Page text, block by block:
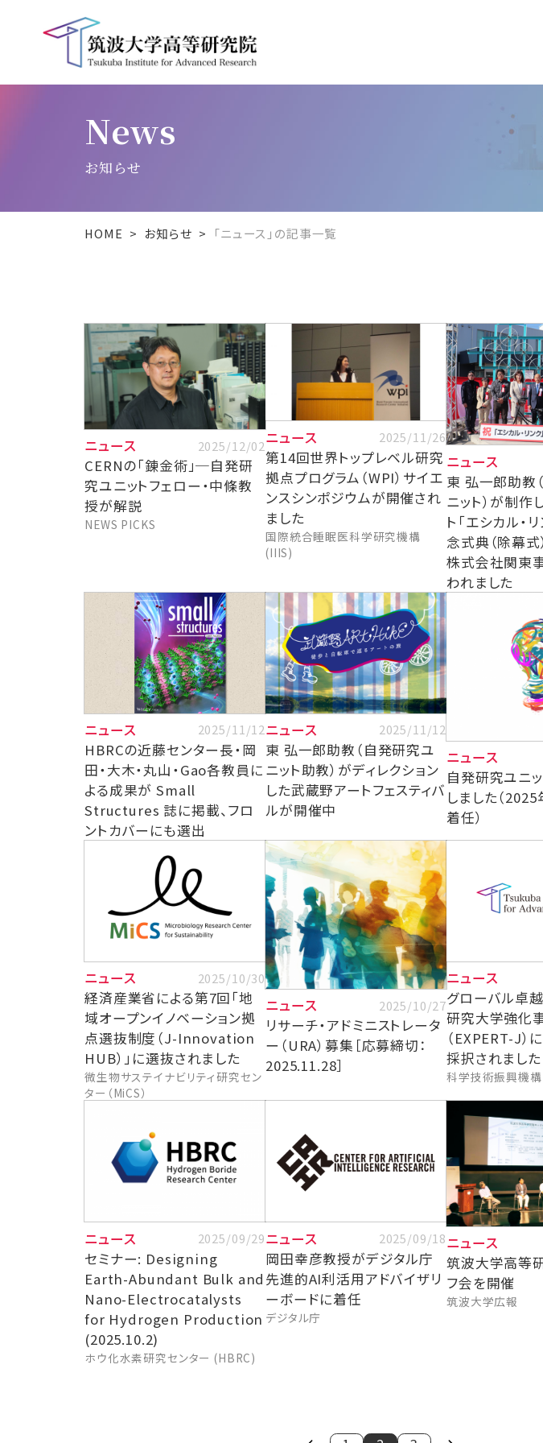
News
お知らせ
HOME お知らせ 「ニュース」の記事一覧
ニュース 2025/12/02
CERNの「錬金術」─自発研
究ユニットフェロー・中條教
授が解説
NEWS PICKS
ニュース 2025/11/26
第14回世界トップレベル研究
拠点プログラム（WPI）サイエ
ンスシンポジウムが開催され
ました
国際統合睡眠医科学研究機構
(IIIS)
ニュース
東 弘一郎助教
ニット）が制作
ト「エシカル・
念式典（除幕
株式会社関東
われました
ニュース 2025/11/12
HBRCの近藤センター長・岡
田・大木・丸山・Gao各教員に
よる成果が Small
Structures 誌に掲載、フロ
ントカバーにも選出
ニュース 2025/11/12
東 弘一郎助教（自発研究ユ
ニット助教）がディレクション
した武蔵野アートフェスティバ
ルが開催中
ニュース
自発研究ユニ
しました（
着任）
ニュース 2025/10/30
経済産業省による第7回「地
域オープンイノベーション拠
点選抜制度（J-Innovation
HUB）」に選抜されました
微生物サステイナビリティ研究セン
ター（MiCS）
ニュース 2025/10/27
リサーチ・アドミニストレータ
ー（URA）募集［応募締切：
2025.11.28］
ニュース
グローバル卓
研究大学強化
（EXPERT-J）
採択されました
科学技術振興機構
ニュース 2025/09/29
セミナー: Designing
Earth-Abundant Bulk and
Nano-Electrocatalysts
for Hydrogen Production
(2025.10.2)
ホウ化水素研究センター (HBRC)
ニュース 2025/09/18
岡田幸彦教授がデジタル庁
先進的AI利活用アドバイザリ
ーボードに着任
デジタル庁
ニュース
筑波大学高等
フ会を開催
筑波大学広報